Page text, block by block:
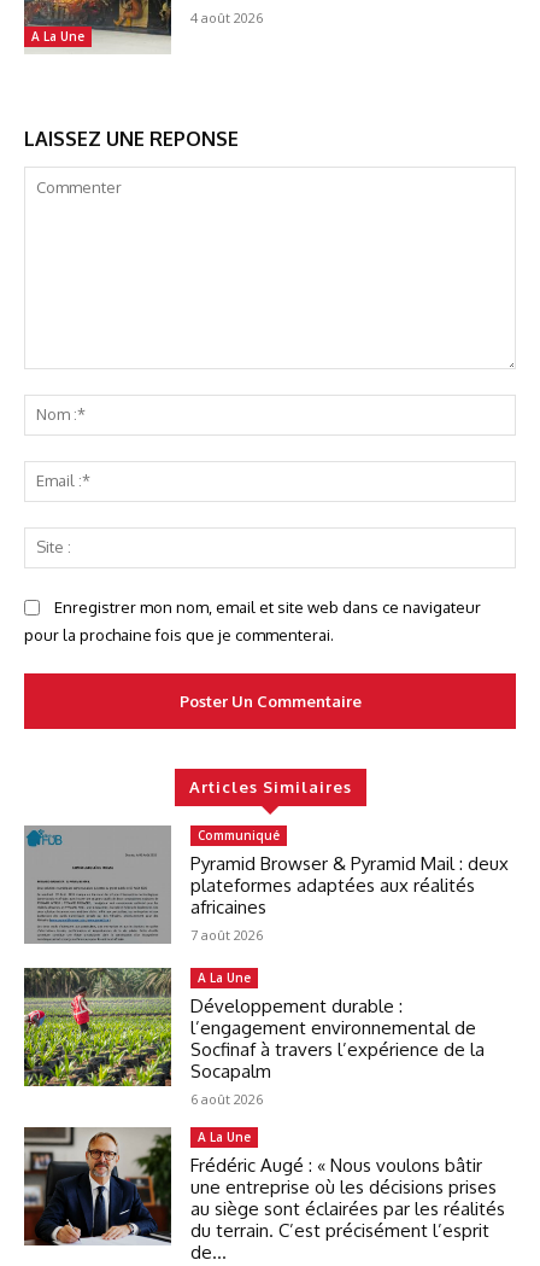
A La Une
4 août 2026
LAISSEZ UNE REPONSE
:*
:*
:
Enregistrer mon nom, email et site web dans ce navigateur
pour la prochaine fois que je commenterai.
Articles Similaires
Communiqué
Pyramid Browser & Pyramid Mail : deux
plateformes adaptées aux réalités
africaines
7 août 2026
A La Une
Développement durable :
l’engagement environnemental de
Socfinaf à travers l’expérience de la
Socapalm
6 août 2026
A La Une
Frédéric Augé : « Nous voulons bâtir
une entreprise où les décisions prises
au siège sont éclairées par les réalités
du terrain. C’est précisément l’esprit
de...